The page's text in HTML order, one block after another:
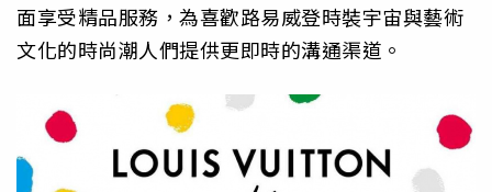
面享受精品服務，為喜歡路易威登時裝宇宙與藝術
文化的時尚潮人們提供更即時的溝通渠道。